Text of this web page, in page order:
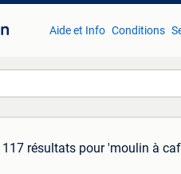
Aide et Info Conditions
117 résultats pour 'moulin à